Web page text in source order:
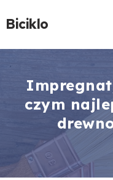
Biciklo
czym